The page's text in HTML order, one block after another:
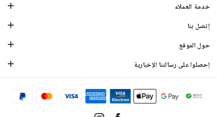
خدمة العملاء
إتصل بنا
حول الموقع
إحصلوا على رسالتنا الإخبارية